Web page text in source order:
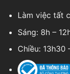
Làm việc tất
Sáng: 8h –
Chiều: 13h30